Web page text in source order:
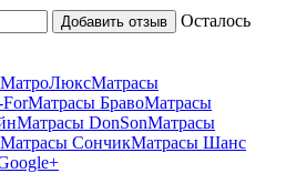
Осталось
Матрасы
Матрасы БравоМатрасы
Матрасы DonSonМатрасы
Матрасы СончикМатрасы Шанс